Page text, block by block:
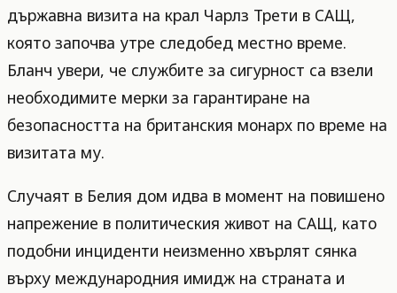
държавна визита на крал Чарлз Трети в САЩ,
която започва утре следобед местно време.
Бланч увери, че службите за сигурност са взели
необходимите мерки за гарантиране на
безопасността на британския монарх по време на
визитата му.
Случаят в Белия дом идва в момент на повишено
напрежение в политическия живот на САЩ, като
подобни инциденти неизменно хвърлят сянка
върху международния имидж на страната и